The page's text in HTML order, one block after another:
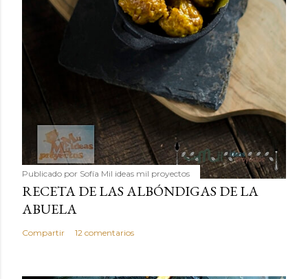
Publicado por Sofía Mil ideas mil proyectos
RECETA DE LAS ALBÓNDIGAS DE LA
ABUELA
Compartir 12 comentarios